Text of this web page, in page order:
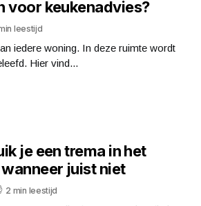
voor keukenadvies?
leestijd
iedere woning. In deze ruimte wordt
Hier vind...
je een trema in het
juist niet
2 min leestijd